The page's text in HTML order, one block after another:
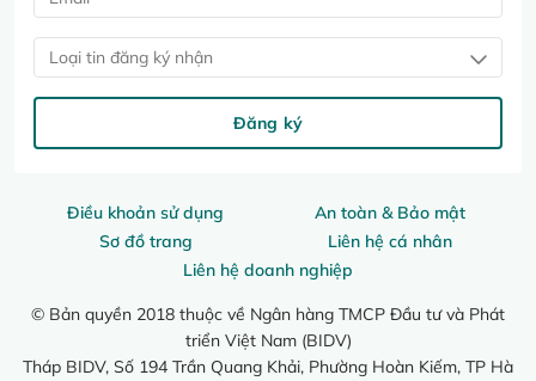
Điều khoản sử dụng
An toàn & Bảo mật
Sơ đồ trang
Liên hệ cá nhân
Liên hệ doanh nghiệp
© Bản quyền 2018 thuộc về Ngân hàng TMCP Đầu tư và Phát
triển Việt Nam (BIDV)
Tháp BIDV, Số 194 Trần Quang Khải, Phường Hoàn Kiếm, TP Hà
Loại tin đăng ký nhận
Đăng ký